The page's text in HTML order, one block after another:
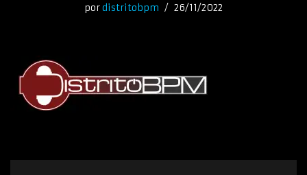
pordistritobpm 26/11/2022